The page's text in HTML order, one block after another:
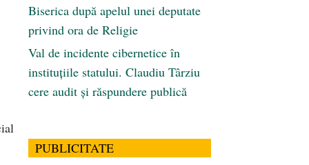
Biserica după apelul unei deputate
privind ora de Religie
Val de incidente cibernetice în
instituțiile statului. Claudiu Târziu
cere audit și răspundere publică
PUBLICITATE